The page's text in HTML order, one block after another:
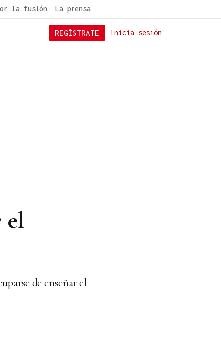
la fusión La prensa
Inicia sesión
REGÍSTRATE
el
de enseñar el